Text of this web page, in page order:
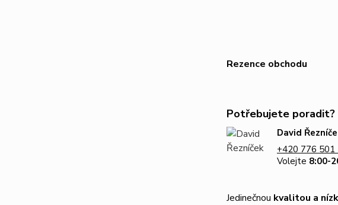
Rezence obchodu
Potřebujete poradit?
David
+420 776 501
Volejte 8:00-
Jedinečnou kvalitou a